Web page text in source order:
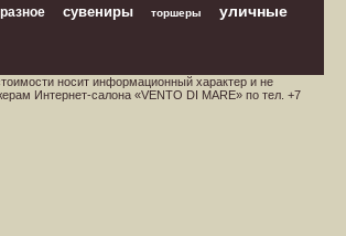
разное сувениры торшеры
уличные
носит информационный характер и не
Интернет-салона «VENTO DI MARE» по тел. +7